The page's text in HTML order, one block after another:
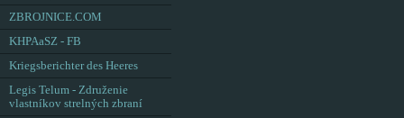
ZBROJNICE.COM
KHPAaSZ - FB
Kriegsberichter des Heeres
Legis Telum - Združenie
vlastníkov strelných zbraní